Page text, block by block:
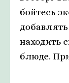
бойтесь
находить
блюде.